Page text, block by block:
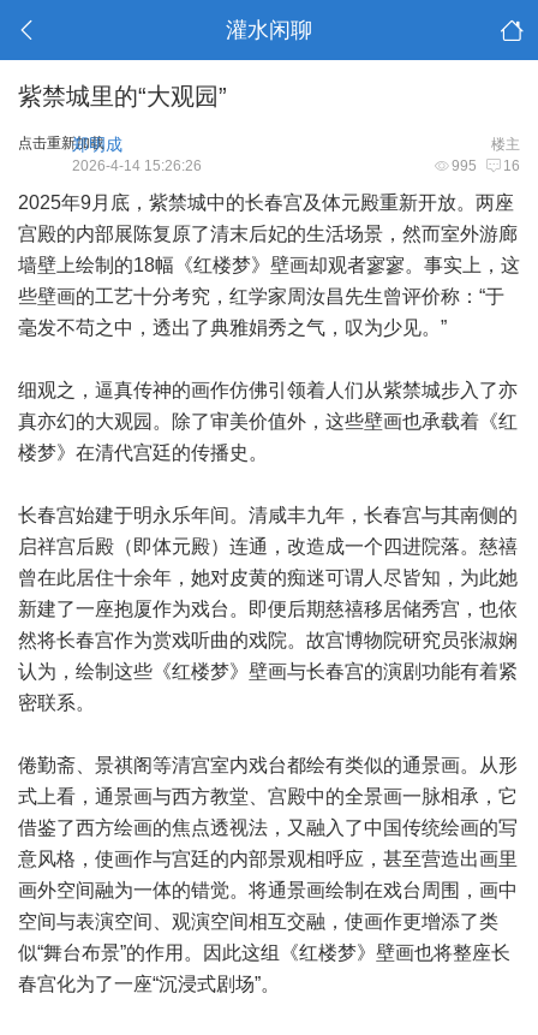
灌水闲聊
紫禁城里的“大观园”
点击重新加载 楼主
郑明成
995 16
2026-4-14 15:26:26
2025年9月底，紫禁城中的长春宫及体元殿重新开放。两座
宫殿的内部展陈复原了清末后妃的生活场景，然而室外游廊
墙壁上绘制的18幅《红楼梦》壁画却观者寥寥。事实上，这
些壁画的工艺十分考究，红学家周汝昌先生曾评价称：“于
毫发不苟之中，透出了典雅娟秀之气，叹为少见。”
细观之，逼真传神的画作仿佛引领着人们从紫禁城步入了亦
真亦幻的大观园。除了审美价值外，这些壁画也承载着《红
楼梦》在清代宫廷的传播史。
长春宫始建于明永乐年间。清咸丰九年，长春宫与其南侧的
启祥宫后殿（即体元殿）连通，改造成一个四进院落。慈禧
曾在此居住十余年，她对皮黄的痴迷可谓人尽皆知，为此她
新建了一座抱厦作为戏台。即便后期慈禧移居储秀宫，也依
然将长春宫作为赏戏听曲的戏院。故宫博物院研究员张淑娴
认为，绘制这些《红楼梦》壁画与长春宫的演剧功能有着紧
密联系。
倦勤斋、景祺阁等清宫室内戏台都绘有类似的通景画。从形
式上看，通景画与西方教堂、宫殿中的全景画一脉相承，它
借鉴了西方绘画的焦点透视法，又融入了中国传统绘画的写
意风格，使画作与宫廷的内部景观相呼应，甚至营造出画里
画外空间融为一体的错觉。将通景画绘制在戏台周围，画中
空间与表演空间、观演空间相互交融，使画作更增添了类
似“舞台布景”的作用。因此这组《红楼梦》壁画也将整座长
春宫化为了一座“沉浸式剧场”。